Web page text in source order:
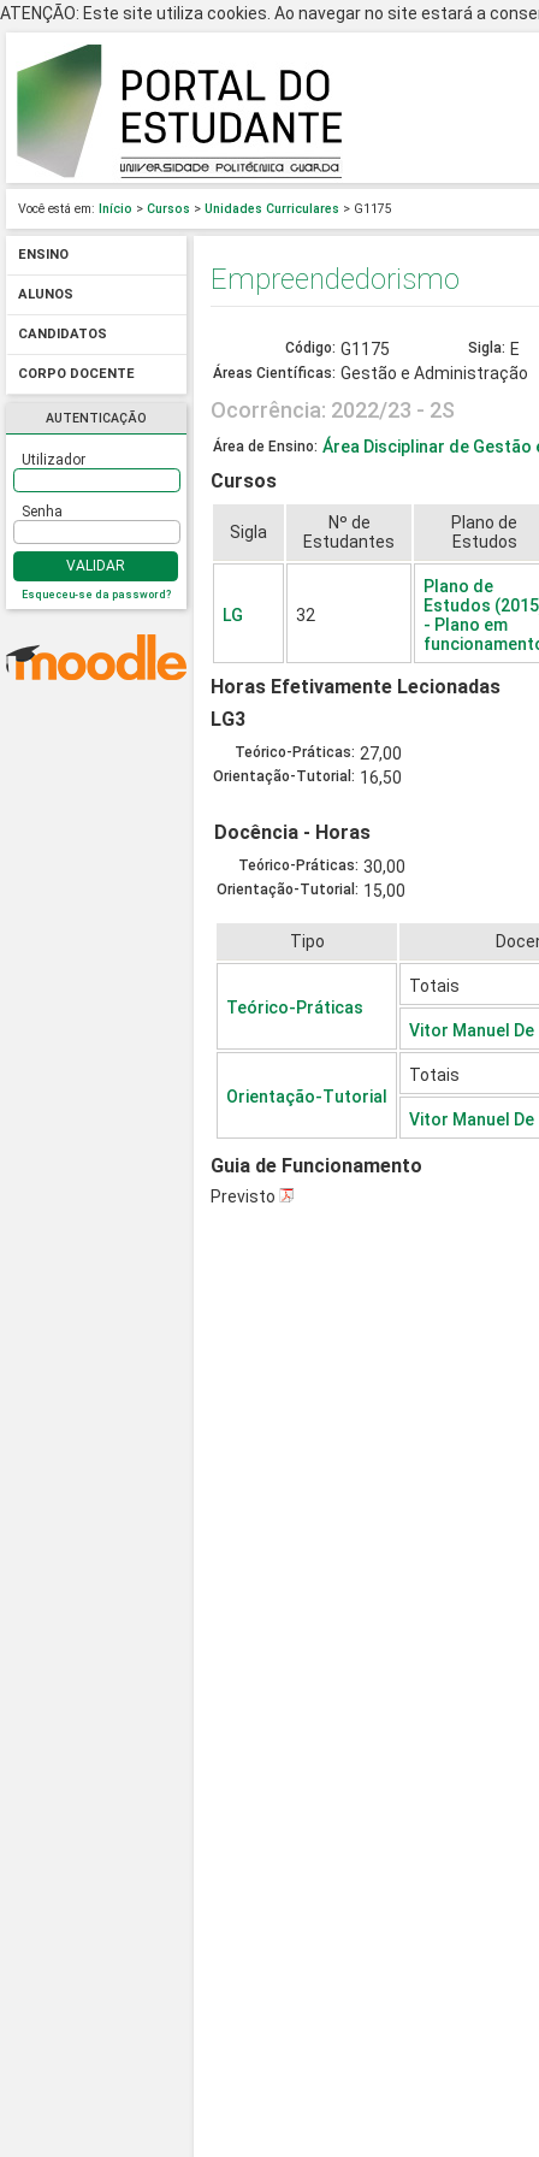
ATENÇÃO: Este site utiliza cookies. Ao navegar no site estará a
Você está em: Início > Cursos > Unidades Curriculares > G1175
ENSINO
ALUNOS
CANDIDATOS
CORPO DOCENTE
AUTENTICAÇÃO
Utilizador
Senha
VALIDAR
Esqueceu-se da password?
Empreendedorismo
Código: G1175 Sigla: E
Áreas Científicas: Gestão e Administração
Ocorrência: 2022/23 - 2S
Área de Ensino: Área Disciplinar de
Cursos
Sigla
Nº de
Estudantes
Plano de
Estudos
LG 32
Plano de
Estudos
- Plano em
Horas Efetivamente Lecionadas
LG3
Teórico-Práticas: 27,00
Orientação-Tutorial: 16,50
Docência - Horas
Teórico-Práticas: 30,00
Orientação-Tutorial: 15,00
Tipo
Teórico-Práticas
Totais
Vitor Manuel
Orientação-Tutorial
Totais
Vitor Manuel
Guia de Funcionamento
Previsto